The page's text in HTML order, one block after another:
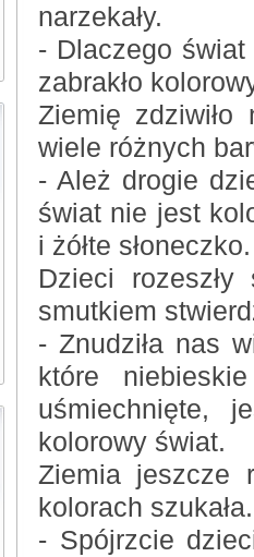
narzekały.
- Dlaczego
zabrakło
Ziemię
wiele różnych
- Ależ drogie
świat nie jest
i żółte
Dzieci
smutkiem
- Znudziła nas
które
uśmiechnięte,
kolorowy świat.
Ziemia jeszcze
kolorach szukała.
- Spójrzcie